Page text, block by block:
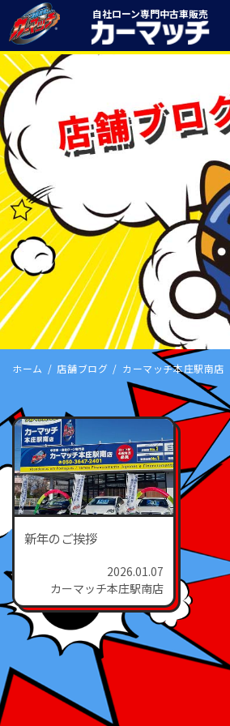
自社ローン専門中古車販売
ホーム 店舗ブログ カーマッチ本庄駅南店
新年のご挨拶
2026.01.07
カーマッチ本庄駅南店